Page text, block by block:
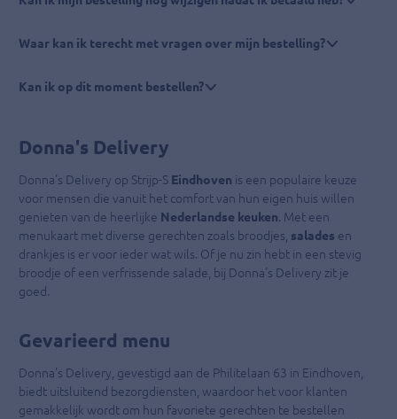
Waar kan ik terecht met vragen over mijn bestelling?
Kan ik op dit moment bestellen?
Donna's Delivery
Donna's Delivery op Strijp-S Eindhoven is een populaire keuze
voor mensen die vanuit het comfort van hun eigen huis willen
genieten van de heerlijke Nederlandse keuken. Met een
menukaart met diverse gerechten zoals broodjes, salades en
drankjes is er voor ieder wat wils. Of je nu zin ​​hebt in een stevig
broodje of een verfrissende salade, bij Donna's Delivery zit je
goed.
Gevarieerd menu
Donna's Delivery, gevestigd aan de Philitelaan 63 in Eindhoven,
biedt uitsluitend bezorgdiensten, waardoor het voor klanten
gemakkelijk wordt om hun favoriete gerechten te bestellen